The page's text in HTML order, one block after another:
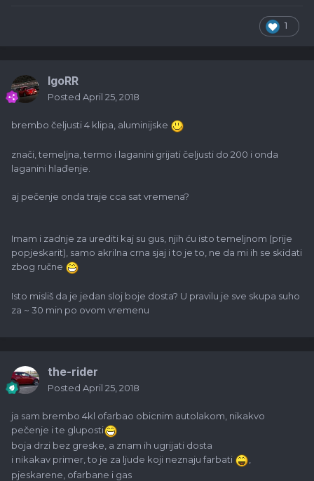
1
IgoRR
Posted April 25, 2018
brembo čeljusti 4 klipa, aluminijske
znači, temeljna, termo i laganini grijati čeljusti do 200 i onda
laganini hlađenje.
aj pečenje onda traje cca sat vremena?
Imam i zadnje za urediti kaj su gus, njih ću isto temeljnom (prije
popjeskarit), samo akrilna crna sjaj i to je to, ne da mi ih se skidati
zbog ručne
Isto misliš da je jedan sloj boje dosta? U pravilu je sve skupa suho
za ~ 30 min po ovom vremenu
the-rider
Posted April 25, 2018
ja sam brembo 4kl ofarbao obicnim autolakom, nikakvo
pečenje i te gluposti
boja drzi bez greske, a znam ih ugrijati dosta
i nikakav primer, to je za ljude koji neznaju farbati
pjeskarene, ofarbane i gas